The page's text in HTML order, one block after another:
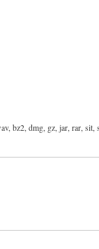
bz2, dmg, gz, jar, rar, sit,